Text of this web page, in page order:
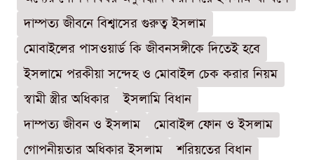
দাম্পত্য জীবনে বিশ্বাসের গুরুত্ব ইসলাম
মোবাইলের পাসওয়ার্ড কি জীবনসঙ্গীকে দিতেই হবে
ইসলামে পরকীয়া সন্দেহ ও মোবাইল চেক করার নিয়ম
স্বামী স্ত্রীর অধিকার
ইসলামি বিধান
দাম্পত্য জীবন ও ইসলাম
মোবাইল ফোন ও ইসলাম
গোপনীয়তার অধিকার ইসলাম
শরিয়তের বিধান